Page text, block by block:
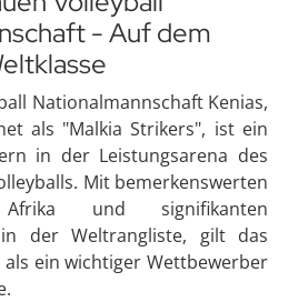
- Auf dem
Nationalmannschaft Kenias,
als "Malkia Strikers", ist ein
in der Leistungsarena des
Mit bemerkenswerten
und signifikanten
in der Weltrangliste, gilt das
als ein wichtiger Wettbewerber